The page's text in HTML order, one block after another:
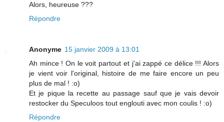
Alors, heureuse ???
Répondre
Anonyme 15 janvier 2009 à 13:01
Ah mince ! On le voit partout et j'ai zappé ce délice !!! Alors
je vient voir l'original, histoire de me faire encore un peu
plus de mal ! :o)
Et je pique la recette au passage sauf que je vais devoir
restocker du Speculoos tout englouti avec mon coulis ! :o)
Répondre